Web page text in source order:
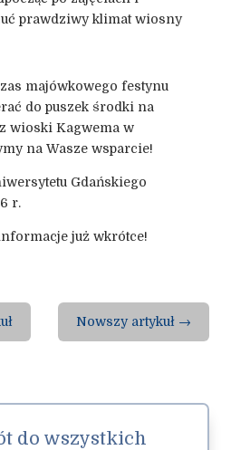
prawdziwy klimat wiosny
majówkowego festynu
do puszek środki na
wioski Kagwema w
na Wasze wsparcie!
Gdańskiego
r.
już wkrótce!
Nowszy artykuł →
do wszystkich